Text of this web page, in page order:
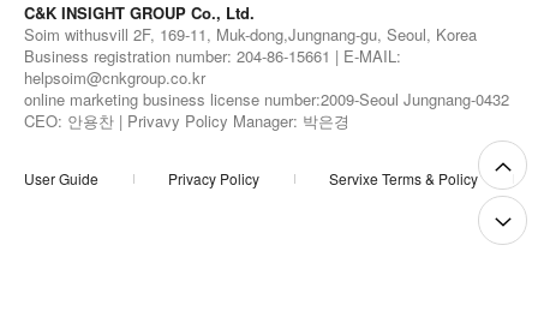
C&K INSIGHT GROUP Co., Ltd.
Soim withusvill 2F, 169-11, Muk-dong,Jungnang-gu, Seoul, Korea
Business registration number: 204-86-15661 | E-MAIL:
helpsoim@cnkgroup.co.kr
online marketing business license number:2009-Seoul Jungnang-0432
CEO: 안용찬 | Privavy Policy Manager: 박은경
User Guide Privacy Policy Servixe Terms & Policy